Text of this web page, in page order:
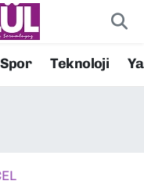
Spor Teknoloji
Fikstür